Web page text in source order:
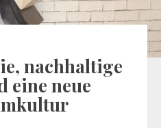
nachhaltige
eine neue